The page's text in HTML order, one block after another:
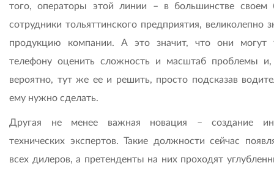
того, операторы этой линии – в большинстве своем
сотрудники тольяттинского предприятия, великолепно
продукцию компании. А это значит, что они
телефону оценить сложность и масштаб проблемы и,
вероятно, тут же ее и решить, просто подсказав
ему нужно сделать.
Другая не менее важная новация – создание
технических экспертов. Такие должности сейчас
всех дилеров, а претенденты на них проходят